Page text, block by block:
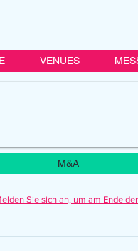
VENUES
M&A
Sie sich an, um am Ende